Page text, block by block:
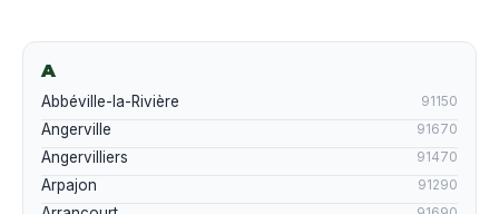
A
Abbéville-la-Rivière 91150
Angerville 91670
Angervilliers 91470
Arpajon 91290